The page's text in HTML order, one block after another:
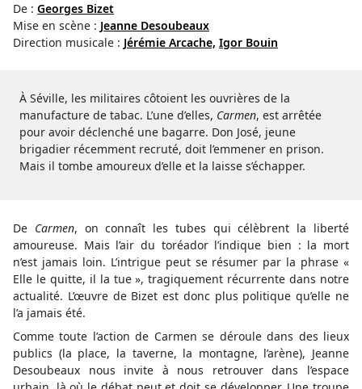
De : Georges Bizet
Mise en scène : Jeanne Desoubeaux
Direction musicale : Jérémie Arcache, Igor Bouin
À Séville, les militaires côtoient les ouvrières de la
manufacture de tabac. L’une d’elles, Carmen, est arrêtée
pour avoir déclenché une bagarre. Don José, jeune
brigadier récemment recruté, doit l’emmener en prison.
Mais il tombe amoureux d’elle et la laisse s’échapper.
De Carmen, on connaît les tubes qui célèbrent la liberté
amoureuse. Mais l’air du toréador l’indique bien : la mort
n’est jamais loin. L’intrigue peut se résumer par la phrase «
Elle le quitte, il la tue », tragiquement récurrente dans notre
actualité. L’œuvre de Bizet est donc plus politique qu’elle ne
l’a jamais été.
Comme toute l’action de Carmen se déroule dans des lieux
publics (la place, la taverne, la montagne, l’arène), Jeanne
Desoubeaux nous invite à nous retrouver dans l’espace